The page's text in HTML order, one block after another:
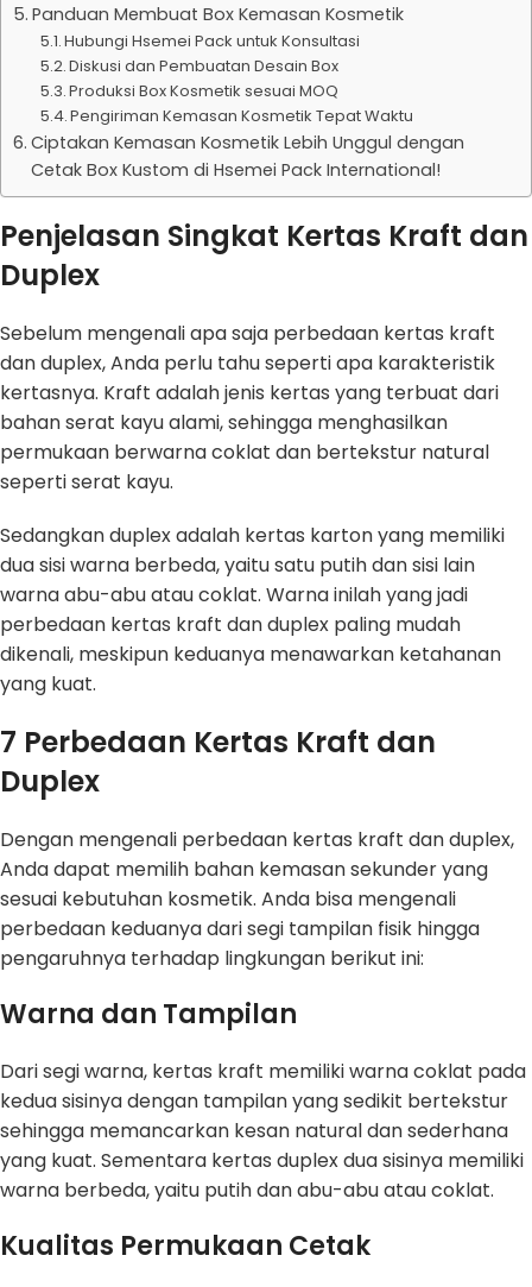
Panduan Membuat Box Kemasan Kosmetik
Hubungi Hsemei Pack untuk Konsultasi
Diskusi dan Pembuatan Desain Box
Produksi Box Kosmetik sesuai MOQ
Pengiriman Kemasan Kosmetik Tepat Waktu
Ciptakan Kemasan Kosmetik Lebih Unggul dengan
Cetak Box Kustom di Hsemei Pack International!
Penjelasan Singkat Kertas Kraft dan
Duplex
Sebelum mengenali apa saja perbedaan kertas kraft
dan duplex, Anda perlu tahu seperti apa karakteristik
kertasnya. Kraft adalah jenis kertas yang terbuat dari
bahan serat kayu alami, sehingga menghasilkan
permukaan berwarna coklat dan bertekstur natural
seperti serat kayu.
Sedangkan duplex adalah kertas karton yang memiliki
dua sisi warna berbeda, yaitu satu putih dan sisi lain
warna abu-abu atau coklat. Warna inilah yang jadi
perbedaan kertas kraft dan duplex paling mudah
dikenali, meskipun keduanya menawarkan ketahanan
yang kuat.
7 Perbedaan Kertas Kraft dan
Duplex
Dengan mengenali perbedaan kertas kraft dan duplex,
Anda dapat memilih bahan kemasan sekunder yang
sesuai kebutuhan kosmetik. Anda bisa mengenali
perbedaan keduanya dari segi tampilan fisik hingga
pengaruhnya terhadap lingkungan berikut ini:
Warna dan Tampilan
Dari segi warna, kertas kraft memiliki warna coklat pada
kedua sisinya dengan tampilan yang sedikit bertekstur
sehingga memancarkan kesan natural dan sederhana
yang kuat. Sementara kertas duplex dua sisinya memiliki
warna berbeda, yaitu putih dan abu-abu atau coklat.
Kualitas Permukaan Cetak